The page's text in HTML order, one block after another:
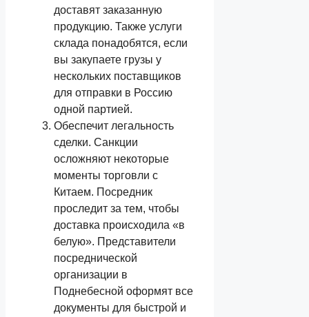
доставят заказанную
продукцию. Также услуги
склада понадобятся, если
вы закупаете грузы у
нескольких поставщиков
для отправки в Россию
одной партией.
Обеспечит легальность
сделки. Санкции
осложняют некоторые
моменты торговли с
Китаем. Посредник
проследит за тем, чтобы
доставка происходила «в
белую». Представители
посреднической
организации в
Поднебесной оформят все
документы для быстрой и